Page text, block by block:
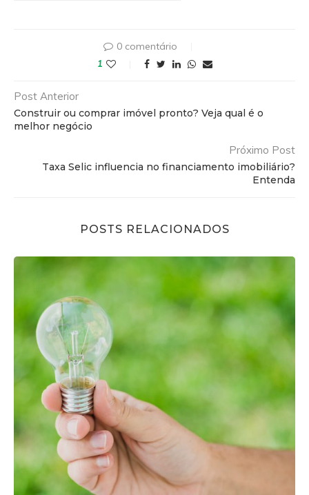
0 comentário
1
Post Anterior
Construir ou comprar imóvel pronto? Veja qual é o
melhor negócio
Próximo Post
Taxa Selic influencia no financiamento imobiliário?
Entenda
POSTS RELACIONADOS